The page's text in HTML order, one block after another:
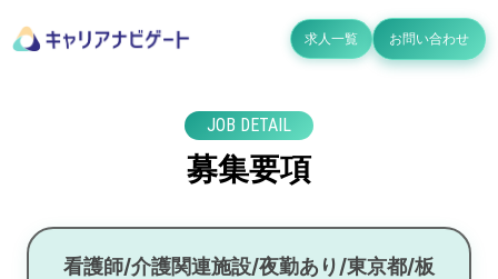
求人一覧 お問い合わせ
JOB DETAIL
募集要項
看護師/介護関連施設/夜勤あり/東京都/板